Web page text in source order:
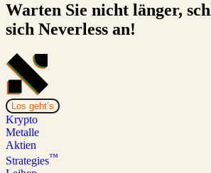
Warten Sie nicht länger,
sich Neverless an!
Los geht’s
Krypto
Metalle
Aktien
Strategies™